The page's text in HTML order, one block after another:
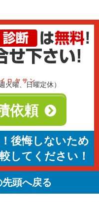
ロヤサン
火曜、日曜定休）
依頼
後悔しないため
してください！
頭へ戻る